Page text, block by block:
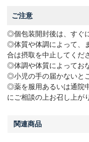
ご注意
◎個包装開封後は、すぐ
◎体質や体調によって、
合は摂取を中止してくだ
◎体調や体質によってお
◎小児の手の届かないと
◎薬を服用あるいは通院
にご相談の上お召し上が
関連商品